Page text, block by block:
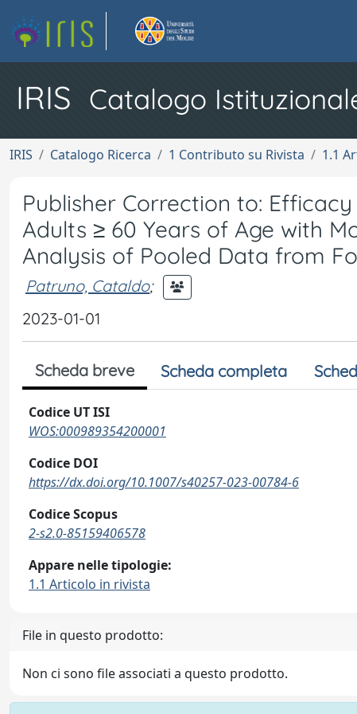
IRIS Catalogo
IRIS Catalogo Ricerca 1 Contributo su Rivista 1.1
Publisher Correction to:
Adults ≥ 60 Years of Age with
Analysis of Pooled Data from
Patruno, Cataldo;
2023-01-01
Scheda breve Scheda completa
Codice UT ISI
WOS:000989354200001
Codice DOI
https://dx.doi.org/10.1007/s40257-023-00784-6
Codice Scopus
2-s2.0-85159406578
Appare nelle tipologie:
1.1 Articolo in rivista
File in questo prodotto:
Non ci sono file associati a questo prodotto.